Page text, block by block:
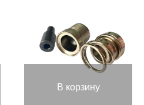
В корзину